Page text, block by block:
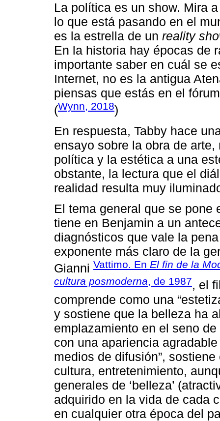
La política es un show. Mira
lo que está pasando en el
es la estrella de un reality
En la historia hay épocas de
importante saber en cuál se
Internet, no es la antigua
piensas que estás en el
(Wynn, 2018)
En respuesta, Tabby hace
ensayo sobre la obra de
política y la estética a una
obstante, la lectura que el
realidad resulta muy
El tema general que se
tiene en Benjamin a un
diagnósticos que vale la
exponente más claro de la
Gianni Vattimo. En El fin de la
cultura posmoderna, de 1987, el
comprende como una
y sostiene que la belleza ha
emplazamiento en el seno
con una apariencia
medios de difusión”,
cultura, entretenimiento,
generales de ‘belleza’
adquirido en la vida de cada
en cualquier otra época del